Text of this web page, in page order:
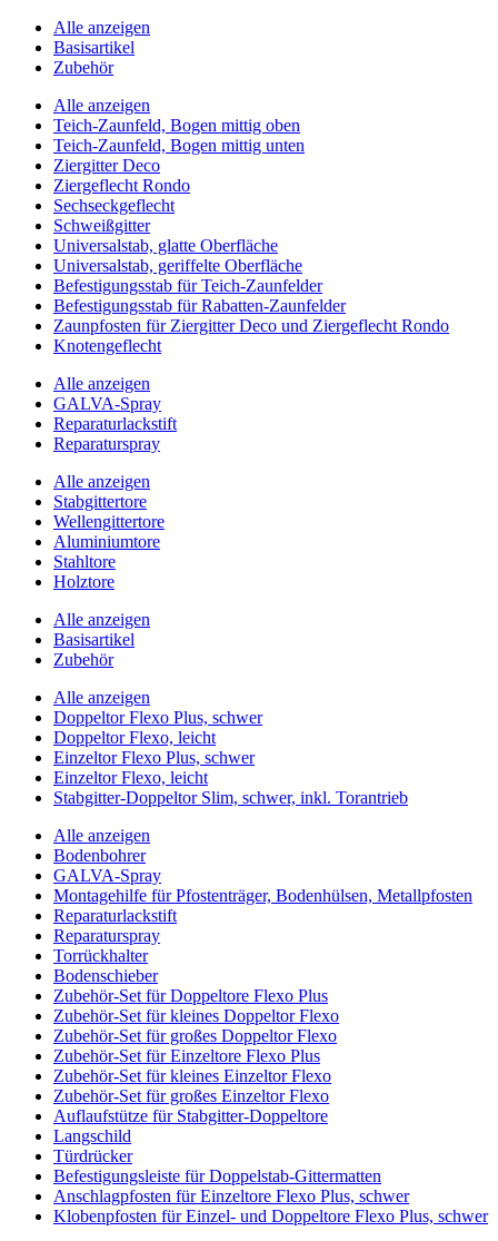
Alle anzeigen
Basisartikel
Zubehör
Alle anzeigen
Teich-Zaunfeld, Bogen mittig oben
Teich-Zaunfeld, Bogen mittig unten
Ziergitter Deco
Ziergeflecht Rondo
Sechseckgeflecht
Schweißgitter
Universalstab, glatte Oberfläche
Universalstab, geriffelte Oberfläche
Befestigungsstab für Teich-Zaunfelder
Befestigungsstab für Rabatten-Zaunfelder
Zaunpfosten für Ziergitter Deco und Ziergeflecht Rondo
Knotengeflecht
Alle anzeigen
GALVA-Spray
Reparaturlackstift
Reparaturspray
Alle anzeigen
Stabgittertore
Wellengittertore
Aluminiumtore
Stahltore
Holztore
Alle anzeigen
Basisartikel
Zubehör
Alle anzeigen
Doppeltor Flexo Plus, schwer
Doppeltor Flexo, leicht
Einzeltor Flexo Plus, schwer
Einzeltor Flexo, leicht
Stabgitter-Doppeltor Slim, schwer, inkl. Torantrieb
Alle anzeigen
Bodenbohrer
GALVA-Spray
Montagehilfe für Pfostenträger, Bodenhülsen, Metallpfosten
Reparaturlackstift
Reparaturspray
Torrückhalter
Bodenschieber
Zubehör-Set für Doppeltore Flexo Plus
Zubehör-Set für kleines Doppeltor Flexo
Zubehör-Set für großes Doppeltor Flexo
Zubehör-Set für Einzeltore Flexo Plus
Zubehör-Set für kleines Einzeltor Flexo
Zubehör-Set für großes Einzeltor Flexo
Auflaufstütze für Stabgitter-Doppeltore
Langschild
Türdrücker
Befestigungsleiste für Doppelstab-Gittermatten
Anschlagpfosten für Einzeltore Flexo Plus, schwer
Klobenpfosten für Einzel- und Doppeltore Flexo Plus, schwer